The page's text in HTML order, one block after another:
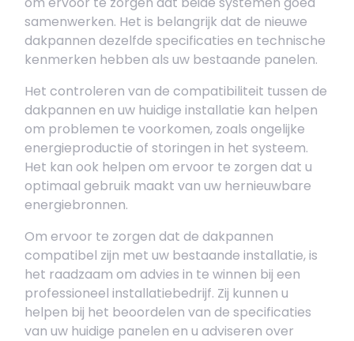
samenwerken. Het is belangrijk dat de nieuwe
dakpannen dezelfde specificaties en technische
kenmerken hebben als uw bestaande panelen.
Het controleren van de compatibiliteit tussen de
dakpannen en uw huidige installatie kan helpen
om problemen te voorkomen, zoals ongelijke
energieproductie of storingen in het systeem.
Het kan ook helpen om ervoor te zorgen dat u
optimaal gebruik maakt van uw hernieuwbare
energiebronnen.
Om ervoor te zorgen dat de dakpannen
compatibel zijn met uw bestaande installatie, is
het raadzaam om advies in te winnen bij een
professioneel installatiebedrijf. Zij kunnen u
helpen bij het beoordelen van de specificaties
van uw huidige panelen en u adviseren over